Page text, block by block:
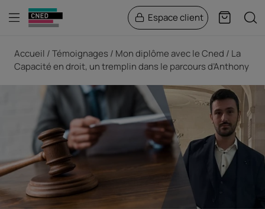
Menu Espace client Panier
Accueil Témoignages Mon diplôme avec le Cned
La
Capacité en droit, un tremplin dans le parcours d’Anthony